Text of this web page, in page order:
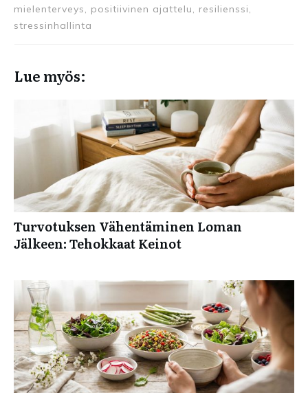
mielenterveys, positiivinen ajattelu, resilienssi,
stressinhallinta
Lue myös:
Turvotuksen Vähentäminen Loman
Jälkeen: Tehokkaat Keinot